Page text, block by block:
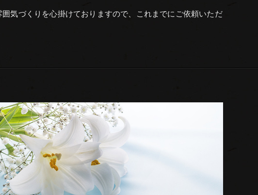
気づくりを心掛けておりますので、これまでにご依頼いただ